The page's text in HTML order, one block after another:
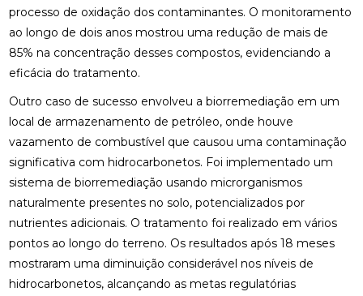
processo de oxidação dos contaminantes. O monitoramento
ao longo de dois anos mostrou uma redução de mais de
85% na concentração desses compostos, evidenciando a
eficácia do tratamento.
Outro caso de sucesso envolveu a biorremediação em um
local de armazenamento de petróleo, onde houve
vazamento de combustível que causou uma contaminação
significativa com hidrocarbonetos. Foi implementado um
sistema de biorremediação usando microrganismos
naturalmente presentes no solo, potencializados por
nutrientes adicionais. O tratamento foi realizado em vários
pontos ao longo do terreno. Os resultados após 18 meses
mostraram uma diminuição considerável nos níveis de
hidrocarbonetos, alcançando as metas regulatórias